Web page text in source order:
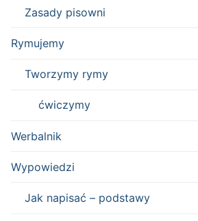
Zasady pisowni
Rymujemy
Tworzymy rymy
ćwiczymy
Werbalnik
Wypowiedzi
Jak napisać – podstawy